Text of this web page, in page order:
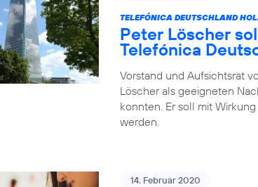
TELEFÓNICA DEUTSCHLAND
Peter Löscher
Telefónica
Vorstand und Aufsichtsrat
Löscher als geeigneten
konnten. Er soll mit
werden.
14. Februar 2020